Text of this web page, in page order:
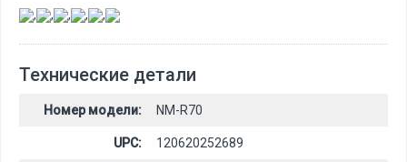
, , , , ,
Технические детали
Номер модели: NM-R70
UPC: 120620252689